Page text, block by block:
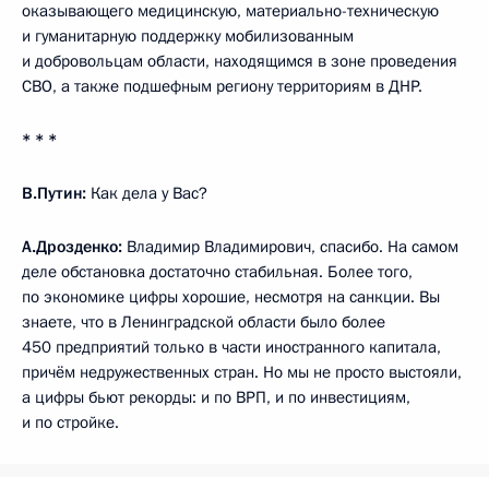
оказывающего медицинскую, материально-техническую
и гуманитарную поддержку мобилизованным
и добровольцам области, находящимся в зоне проведения
СВО, а также подшефным региону территориям в ДНР.
* * *
В.Путин: Как дела у Вас?
А.Дрозденко: Владимир Владимирович, спасибо. На самом
деле обстановка достаточно стабильная. Более того,
по экономике цифры хорошие, несмотря на санкции. Вы
знаете, что в Ленинградской области было более
450 предприятий только в части иностранного капитала,
причём недружественных стран. Но мы не просто выстояли,
а цифры бьют рекорды: и по ВРП, и по инвестициям,
и по стройке.